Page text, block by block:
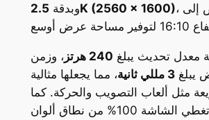
وبدقة2.5K (2560 × 1600)، مع نسبة عرض إلى
معدل تحديث يبلغ 240 هرتز
، وزمن
يبلغ3 مللي ثانية
، مما يجعلها مثالية
مثل ألعاب التصويب والحركة. كما